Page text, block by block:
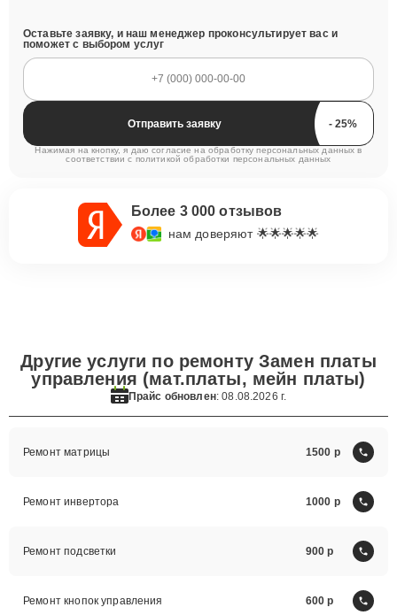
Оставьте заявку, и наш менеджер проконсультирует вас и
поможет с выбором услуг
Отправить заявку
Нажимая на кнопку, я даю согласие на обработку персональных данных в
соответствии с политикой обработки персональных данных
Более 3 000 отзывов
нам доверяют 🌟🌟🌟🌟🌟
Другие услуги по ремонту Замен платы
управления (мат.платы, мейн платы)
Прайс обновлен: 08.08.2026 г.
Ремонт матрицы 1500
Ремонт инвертора 1000
Ремонт подсветки 900
Ремонт кнопок управления 600